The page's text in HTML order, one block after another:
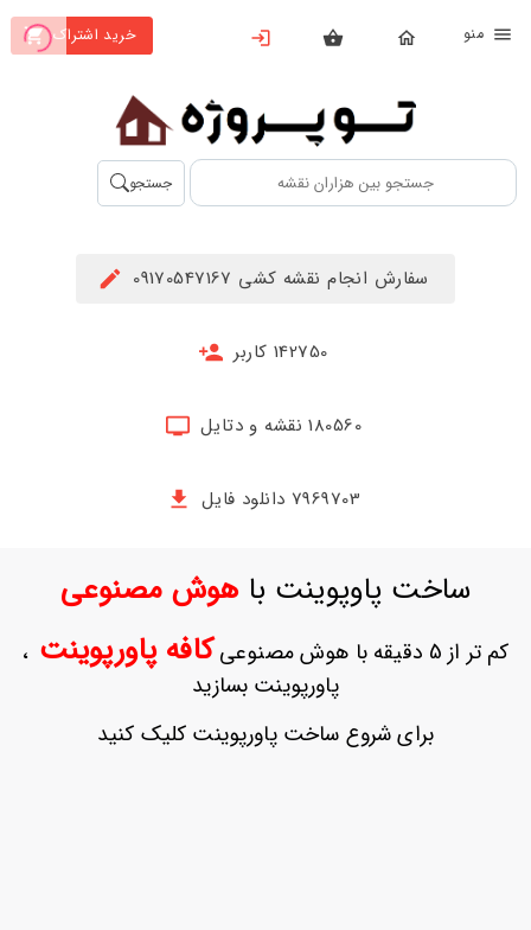
خرید اشتراک
بستن
محصولات
تهیه
اشتراک
حساب
ثبت
بازیابی
جستجو
سفارش انجام نقشه کشی 09170547167
142750 کاربر
180560 نقشه و دتایل
7969703 دانلود فایل
ساخت پاوپوینت باهوش مصنوعی
کم تر از 5 دقیقه با هوش مصنوعی کافه پاورپوینت ،
پاورپوینت بسازید
برای شروع ساخت پاورپوینت کلیک کنید